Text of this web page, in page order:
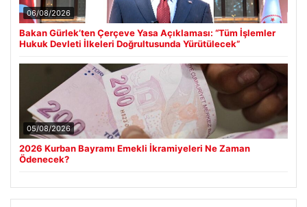
06/08/2026
Bakan Gürlek’ten Çerçeve Yasa Açıklaması: “Tüm İşlemler
Hukuk Devleti İlkeleri Doğrultusunda Yürütülecek”
05/08/2026
2026 Kurban Bayramı Emekli İkramiyeleri Ne Zaman
Ödenecek?